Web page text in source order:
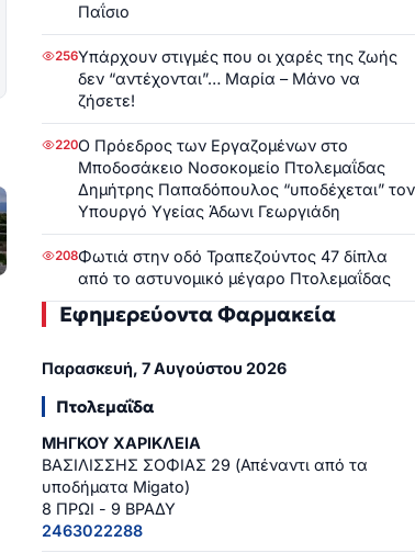
Παΐσιο
256Υπάρχουν στιγμές που οι χαρές της ζωής
δεν “αντέχονται”… Μαρία – Μάνο να
ζήσετε!
220Ο Πρόεδρος των Εργαζομένων στο
Μποδοσάκειο Νοσοκομείο Πτολεμαΐδας
Δημήτρης Παπαδόπουλος “υποδέχεται” τον
Υπουργό Υγείας Άδωνι Γεωργιάδη
208Φωτιά στην οδό Τραπεζούντος 47 δίπλα
από το αστυνομικό μέγαρο Πτολεμαΐδας
Εφημερεύοντα Φαρμακεία
Παρασκευή, 7 Αυγούστου 2026
Πτολεμαΐδα
ΜΗΓΚΟΥ ΧΑΡΙΚΛΕΙΑ
ΒΑΣΙΛΙΣΣΗΣ ΣΟΦΙΑΣ 29 (Απέναντι από τα
υποδήματα Migato)
8 ΠΡΩΙ - 9 ΒΡΑΔΥ
2463022288